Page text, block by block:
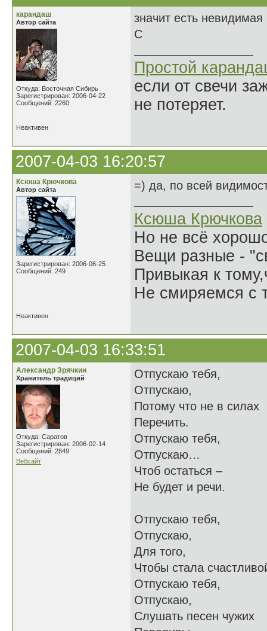
карандаш
Автор сайта
Откуда: Восточная Сибирь
Зарегистрирован: 2006-04-22
Сообщений: 2260
значит есть
С
Простой
если от свечи
не потеряет.
Неактивен
2007-04-03 16:20:57
Ксюша Крючкова
Автор сайта
Зарегистрирован: 2006-06-25
Сообщений: 249
=) да, по всей
Ксюша Крючкова
Но не всё
Вещи разные -
Привыкая к
Не смиряемся с
Неактивен
2007-04-03 16:33:51
Александр Зрячкин
Хранитель традиций
Откуда: Саратов
Зарегистрирован: 2006-02-14
Сообщений: 2849
Вебсайт
Отпускаю тебя,
Отпускаю,
Потому что не в силах
Перечить.
Отпускаю тебя,
Отпускаю…
Чтоб остаться –
Не будет и речи.
Отпускаю тебя,
Отпускаю,
Для того,
Чтобы стала
Отпускаю тебя,
Отпускаю,
Слушать песен чужих